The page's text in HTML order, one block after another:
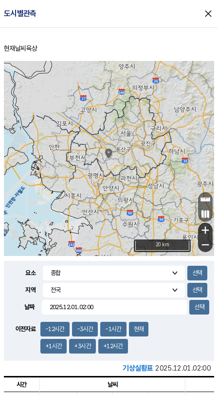
도시별관측 close
홈
현재날씨 육상
+
−
20 km
요소
지역
날짜
이전자료 -12시간 -3시간 -1시간 현재
+1시간 +3시간 +12시간
기상실황표 2025.12.01.02:00
시간 날씨